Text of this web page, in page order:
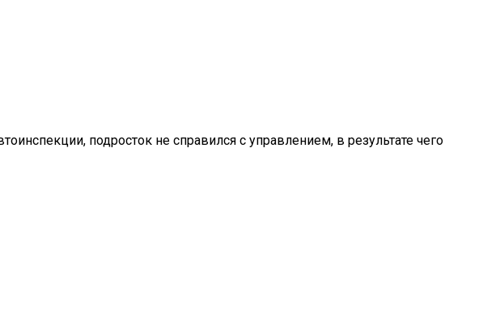
подросток не справился с управлением, в результате чего